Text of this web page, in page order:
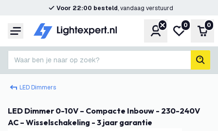
Voor 22:00 besteld, vandaag verstuurd
Menu Account
Mijn
0 0
Waar ben je naar op zoek?
LED Dimmers
LED Dimmer 0-10V – Compacte Inbouw - 230-240V
AC – Wisselschakeling - 3 jaar garantie